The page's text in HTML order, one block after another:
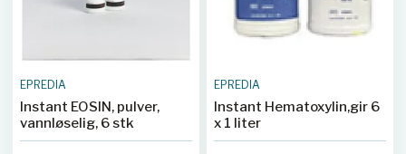
EPREDIA
Instant EOSIN, pulver,
vannløselig, 6 stk
EPREDIA
Instant Hematoxylin,gir 6
x 1 liter